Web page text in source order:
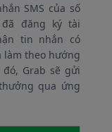
SMS của số
đăng ký tài
tin nhắn có
làm theo hướng
Grab sẽ gửi
qua ứng